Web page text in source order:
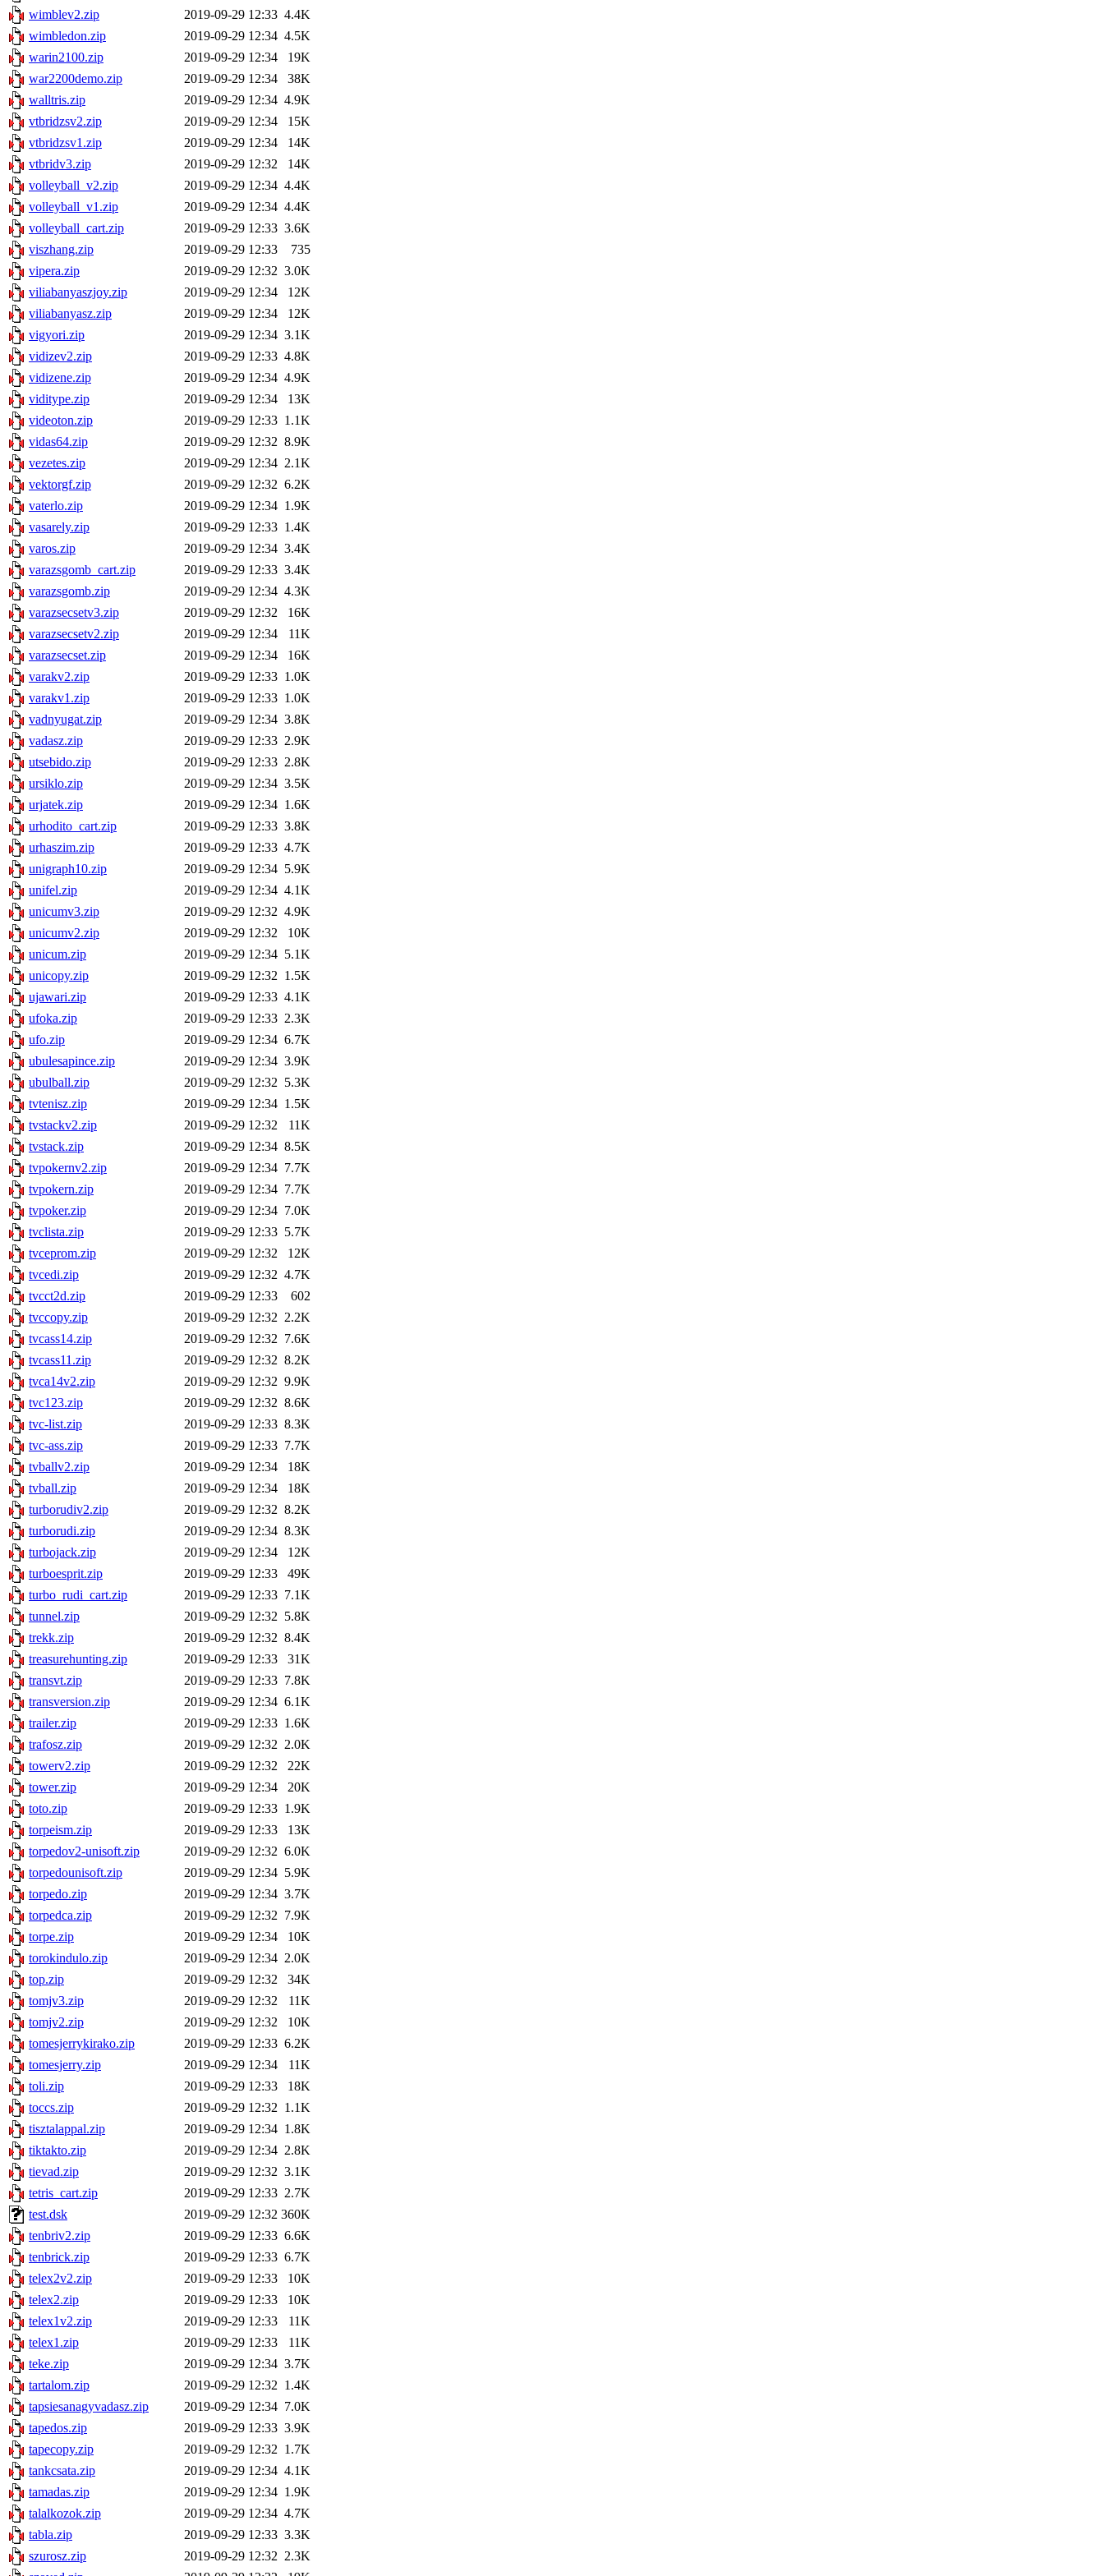
wimblev2.zip
2019-09-29 12:33 4.4K
wimbledon.zip
2019-09-29 12:34 4.5K
warin2100.zip
2019-09-29 12:34
19K
war2200demo.zip
2019-09-29 12:34
38K
walltris.zip
2019-09-29 12:34 4.9K
vtbridzsv2.zip
2019-09-29 12:34
15K
vtbridzsv1.zip
2019-09-29 12:34
14K
vtbridv3.zip
2019-09-29 12:32
14K
volleyball_v2.zip
2019-09-29 12:34 4.4K
volleyball_v1.zip
2019-09-29 12:34 4.4K
volleyball_cart.zip
2019-09-29 12:33 3.6K
viszhang.zip
2019-09-29 12:33
735
vipera.zip
2019-09-29 12:32 3.0K
viliabanyaszjoy.zip
2019-09-29 12:34
12K
viliabanyasz.zip
2019-09-29 12:34
12K
vigyori.zip
2019-09-29 12:34 3.1K
vidizev2.zip
2019-09-29 12:33 4.8K
vidizene.zip
2019-09-29 12:34 4.9K
viditype.zip
2019-09-29 12:34
13K
videoton.zip
2019-09-29 12:33 1.1K
vidas64.zip
2019-09-29 12:32 8.9K
vezetes.zip
2019-09-29 12:34 2.1K
vektorgf.zip
2019-09-29 12:32 6.2K
vaterlo.zip
2019-09-29 12:34 1.9K
vasarely.zip
2019-09-29 12:33 1.4K
varos.zip
2019-09-29 12:34 3.4K
varazsgomb_cart.zip
2019-09-29 12:33 3.4K
varazsgomb.zip
2019-09-29 12:34 4.3K
varazsecsetv3.zip
2019-09-29 12:32
16K
varazsecsetv2.zip
2019-09-29 12:34
11K
varazsecset.zip
2019-09-29 12:34
16K
varakv2.zip
2019-09-29 12:33 1.0K
varakv1.zip
2019-09-29 12:33 1.0K
vadnyugat.zip
2019-09-29 12:34 3.8K
vadasz.zip
2019-09-29 12:33 2.9K
utsebido.zip
2019-09-29 12:33 2.8K
ursiklo.zip
2019-09-29 12:34 3.5K
urjatek.zip
2019-09-29 12:34 1.6K
urhodito_cart.zip
2019-09-29 12:33 3.8K
urhaszim.zip
2019-09-29 12:33 4.7K
unigraph10.zip
2019-09-29 12:34 5.9K
unifel.zip
2019-09-29 12:34 4.1K
unicumv3.zip
2019-09-29 12:32 4.9K
unicumv2.zip
2019-09-29 12:32
10K
unicum.zip
2019-09-29 12:34 5.1K
unicopy.zip
2019-09-29 12:32 1.5K
ujawari.zip
2019-09-29 12:33 4.1K
ufoka.zip
2019-09-29 12:33 2.3K
ufo.zip
2019-09-29 12:34 6.7K
ubulesapince.zip
2019-09-29 12:34 3.9K
ubulball.zip
2019-09-29 12:32 5.3K
tvtenisz.zip
2019-09-29 12:34 1.5K
tvstackv2.zip
2019-09-29 12:32
11K
tvstack.zip
2019-09-29 12:34 8.5K
tvpokernv2.zip
2019-09-29 12:34 7.7K
tvpokern.zip
2019-09-29 12:34 7.7K
tvpoker.zip
2019-09-29 12:34 7.0K
tvclista.zip
2019-09-29 12:33 5.7K
tvceprom.zip
2019-09-29 12:32
12K
tvcedi.zip
2019-09-29 12:32 4.7K
tvcct2d.zip
2019-09-29 12:33
602
tvccopy.zip
2019-09-29 12:32 2.2K
tvcass14.zip
2019-09-29 12:32 7.6K
tvcass11.zip
2019-09-29 12:32 8.2K
tvca14v2.zip
2019-09-29 12:32 9.9K
tvc123.zip
2019-09-29 12:32 8.6K
tvc-list.zip
2019-09-29 12:33 8.3K
tvc-ass.zip
2019-09-29 12:33 7.7K
tvballv2.zip
2019-09-29 12:34
18K
tvball.zip
2019-09-29 12:34
18K
turborudiv2.zip
2019-09-29 12:32 8.2K
turborudi.zip
2019-09-29 12:34 8.3K
turbojack.zip
2019-09-29 12:34
12K
turboesprit.zip
2019-09-29 12:33
49K
turbo_rudi_cart.zip
2019-09-29 12:33 7.1K
tunnel.zip
2019-09-29 12:32 5.8K
trekk.zip
2019-09-29 12:32 8.4K
treasurehunting.zip
2019-09-29 12:33
31K
transvt.zip
2019-09-29 12:33 7.8K
transversion.zip
2019-09-29 12:34 6.1K
trailer.zip
2019-09-29 12:33 1.6K
trafosz.zip
2019-09-29 12:32 2.0K
towerv2.zip
2019-09-29 12:32
22K
tower.zip
2019-09-29 12:34
20K
toto.zip
2019-09-29 12:33 1.9K
torpeism.zip
2019-09-29 12:33
13K
torpedov2-unisoft.zip
2019-09-29 12:32 6.0K
torpedounisoft.zip
2019-09-29 12:34 5.9K
torpedo.zip
2019-09-29 12:34 3.7K
torpedca.zip
2019-09-29 12:32 7.9K
torpe.zip
2019-09-29 12:34
10K
torokindulo.zip
2019-09-29 12:34 2.0K
top.zip
2019-09-29 12:32
34K
tomjv3.zip
2019-09-29 12:32
11K
tomjv2.zip
2019-09-29 12:32
10K
tomesjerrykirako.zip
2019-09-29 12:33 6.2K
tomesjerry.zip
2019-09-29 12:34
11K
toli.zip
2019-09-29 12:33
18K
toccs.zip
2019-09-29 12:32 1.1K
tisztalappal.zip
2019-09-29 12:34 1.8K
tiktakto.zip
2019-09-29 12:34 2.8K
tievad.zip
2019-09-29 12:32 3.1K
tetris_cart.zip
2019-09-29 12:33 2.7K
test.dsk
2019-09-29 12:32 360K
tenbriv2.zip
2019-09-29 12:33 6.6K
tenbrick.zip
2019-09-29 12:33 6.7K
telex2v2.zip
2019-09-29 12:33
10K
telex2.zip
2019-09-29 12:33
10K
telex1v2.zip
2019-09-29 12:33
11K
telex1.zip
2019-09-29 12:33
11K
teke.zip
2019-09-29 12:34 3.7K
tartalom.zip
2019-09-29 12:32 1.4K
tapsiesanagyvadasz.zip
2019-09-29 12:34 7.0K
tapedos.zip
2019-09-29 12:33 3.9K
tapecopy.zip
2019-09-29 12:32 1.7K
tankcsata.zip
2019-09-29 12:34 4.1K
tamadas.zip
2019-09-29 12:34 1.9K
talalkozok.zip
2019-09-29 12:34 4.7K
tabla.zip
2019-09-29 12:33 3.3K
szurosz.zip
2019-09-29 12:32 2.3K